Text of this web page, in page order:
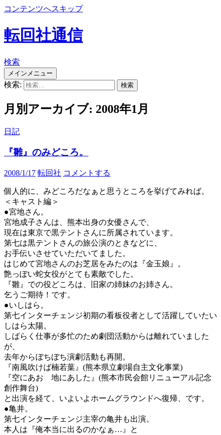
コンテンツへスキップ
転回社通信
検索
メインメニュー
検索:
月別アーカイブ: 2008年1月
日記
『雛』のみどころ。
2008/1/17 転回社 コメントする
個人的に、みどころだなぁと思うところを挙げてみれば。
＜キャスト編＞
●宮地さん。
宮地成子さんは、熊本出身の女優さんで、
現在は東京で黒テントさんに所属されています。
第七は黒テントさんの旅公演のときなどに、
お手伝いさせていただいてました。
はじめて宮地さんのお芝居をみたのは『金玉娘』。
艶っぽい蛇女役がとても素敵でした。
『雛』での役どころは、旧家の姉妹のお姉さん。
乞うご期待！です。
●いしはら。
第七インターチェンジ初期の看板役者として活躍していたい
しはら太陽。
しばらく仕事が多忙のため劇団活動からは離れていました
が、
去年からぼちぼち演劇活動も再開。
『南風吹けば楠若葉』(熊本県立劇場自主文化事業)
『空にあお 地にあした』(熊本市民会館リニューアル記念
創作舞台)
と出演を経て、いよいよホームグラウンドへ復帰、です。
●亀井。
第七インターチェンジ主宰の亀井も出演。
本人は『俺本当に出るのかなぁ…』と